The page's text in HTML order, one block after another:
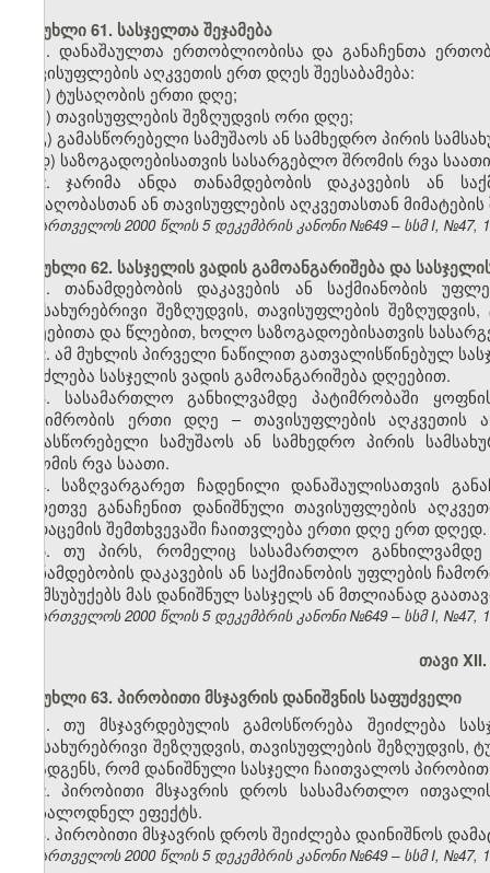
მუხლი 61. სასჯელთა შეჯამება
1. დანაშაულთა ერთობლიობისა და განაჩენთა
თავისუფლების აღკვეთის ერთ დღეს შეესაბამება:
ა) ტუსაღობის ერთი დღე;
ბ) თავისუფლების შეზღუდვის ორი დღე;
გ) გამასწორებელი სამუშაოს ან სამხედრო პირის
დ) საზოგადოებისათვის სასარგებლო შრომის რვა
2. ჯარიმა ანდა თანამდებობის დაკავების ან
ტუსაღობასთან ან თავისუფლების აღკვეთასთან
საქართველოს 2000 წლის 5 დეკემბრის კანონი №649 – სსმ I, №47,
მუხლი 62. სასჯელის ვადის გამოანგარიშება და
1. თანამდებობის დაკავების ან საქმიანობის
სამსახურებრივი შეზღუდვის, თავისუფლების
თვეებითა და წლებით, ხოლო საზოგადოებისათვის
2. ამ მუხლის პირველი ნაწილით გათვალისწინებულ
შეიძლება სასჯელის ვადის გამოანგარიშება დღეებით.
3. სასამართლო განხილვამდე პატიმრობაში
პატიმრობის ერთი დღე – თავისუფლების აღკვეთის
გამასწორებელი სამუშაოს ან სამხედრო პირის
შრომის რვა საათი.
4. საზღვარგარეთ ჩადენილი დანაშაულისათვის
აგრეთვე განაჩენით დანიშნული თავისუფლების
გადაცემის შემთხვევაში ჩაითვლება ერთი დღე ერთ დღედ.
5. თუ პირს, რომელიც სასამართლო განხილვამდე
თანამდებობის დაკავების ან საქმიანობის უფლების
შეუმსუბუქებს მას დანიშნულ სასჯელს ან მთლიანად
საქართველოს 2000 წლის 5 დეკემბრის კანონი №649 – სსმ I, №47,
თავი
მუხლი 63. პირობითი მსჯავრის დანიშვნის საფუძველი
1. თუ მსჯავრდებულის გამოსწორება შეიძლება
სამსახურებრივი შეზღუდვის, თავისუფლების
დაადგენს, რომ დანიშნული სასჯელი ჩაითვალოს
2. პირობითი მსჯავრის დროს სასამართლო
მოსალოდნელ ეფექტს.
3. პირობითი მსჯავრის დროს შეიძლება დაინიშნოს
საქართველოს 2000 წლის 5 დეკემბრის კანონი №649 – სსმ I, №47,